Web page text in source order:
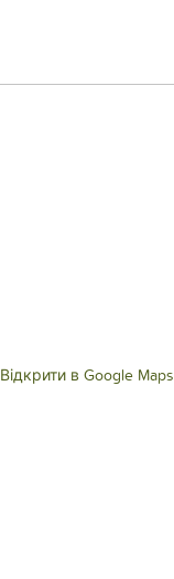
Відкрити в Google Maps